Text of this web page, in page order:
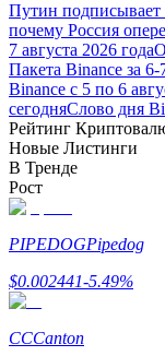
Партнеры
До 65%
Путин подписывает
почему Россия
7 августа 2026 года
Пакета Binance за 6-
Binance с 5 по 6
сегодняСлово дня
Рейтинг
Новые Листинги
В Тренде
Рост
PIPEDOGPipedog
$0.002441-5.49%
CCCanton